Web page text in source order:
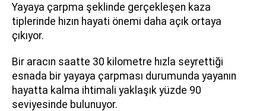
Yayaya çarpma şeklinde gerçekleşen kaza
tiplerinde hızın hayati önemi daha açık ortaya
çıkıyor.
Bir aracın saatte 30 kilometre hızla seyrettiği
esnada bir yayaya çarpması durumunda yayanın
hayatta kalma ihtimali yaklaşık yüzde 90
seviyesinde bulunuyor.